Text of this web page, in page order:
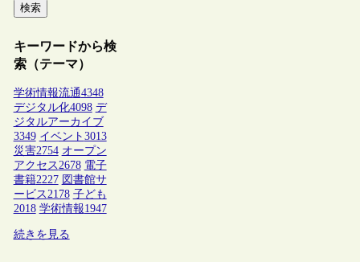
検索
キーワードから検
索（テーマ）
学術情報流通4348
デジタル化4098 デ
ジタルアーカイブ
3349 イベント 3013
災害2754 オープン
アクセス2678 電子
書籍2227 図書館サ
ービス2178 子ども
2018 学術情報1947
続きを見る